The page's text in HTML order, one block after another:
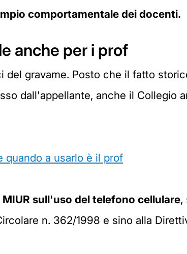
comportamentale dei docenti.
anche per i prof
del gravame. Posto che il fatto
dall'appellante, anche il Collegio
quando a usarlo è il prof
sull'uso del telefono cellulare,
n. 362/1998 e sino alla